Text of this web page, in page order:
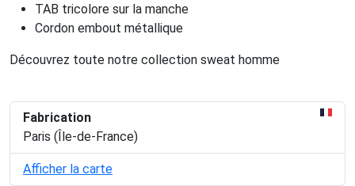
TAB tricolore sur la manche
Cordon embout métallique
Découvrez toute notre collection sweat homme
Fabrication
Paris (Île-de-France)
Afficher la carte